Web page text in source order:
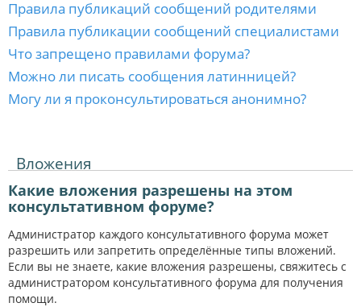
Правила публикаций сообщений родителями
Правила публикации сообщений специалистами
Что запрещено правилами форума?
Можно ли писать сообщения латинницей?
Могу ли я проконсультироваться анонимно?
Вложения
Какие вложения разрешены на этом
консультативном форуме?
Администратор каждого консультативного форума может
разрешить или запретить определённые типы вложений.
Если вы не знаете, какие вложения разрешены, свяжитесь с
администратором консультативного форума для получения
помощи.